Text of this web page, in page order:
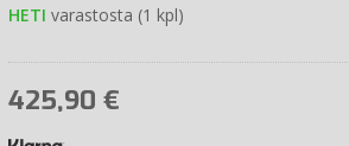
HETI varastosta (1 kpl)
425,90 €